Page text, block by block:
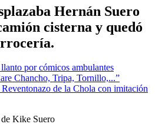
Hernán Suero
cisterna y quedó
por cómicos ambulantes
Chancho, Tripa, Tornillo,...”
de la Chola con imitación